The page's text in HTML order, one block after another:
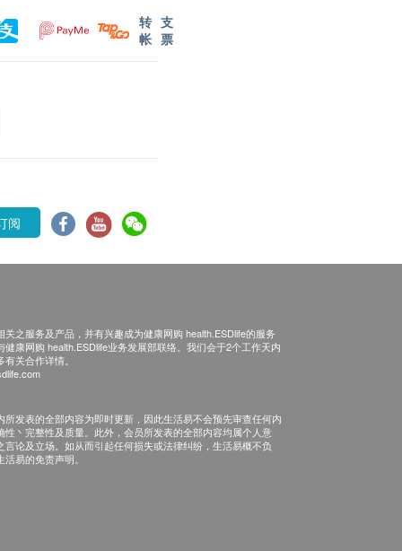
转
帐
支
票
阅
关之服务及产品，并有兴趣成为健康网购 health.ESDlife的服务
健康网购 health.ESDlife业务发展部联络。我们会于2个工作天内
关合作详情。
所发表的全部内容为即时更新，因此生活易不会预先审查任何内
性丶完整性及质量。此外，会员所发表的全部内容均属个人意
言论及立场。如从而引起任何损失或法律纠纷，生活易概不负
易的免责声明。